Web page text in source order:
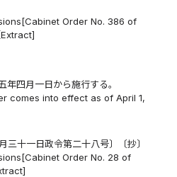
Order No. 386 of
年四月一日から施行する。
comes into effect as of April 1,
十一日政令第二十八号〕〔抄〕
Order No. 28 of